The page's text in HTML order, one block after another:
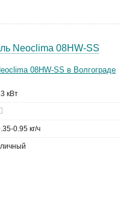
Neoclima 08HW-SS
кВт
0.95 кг/ч